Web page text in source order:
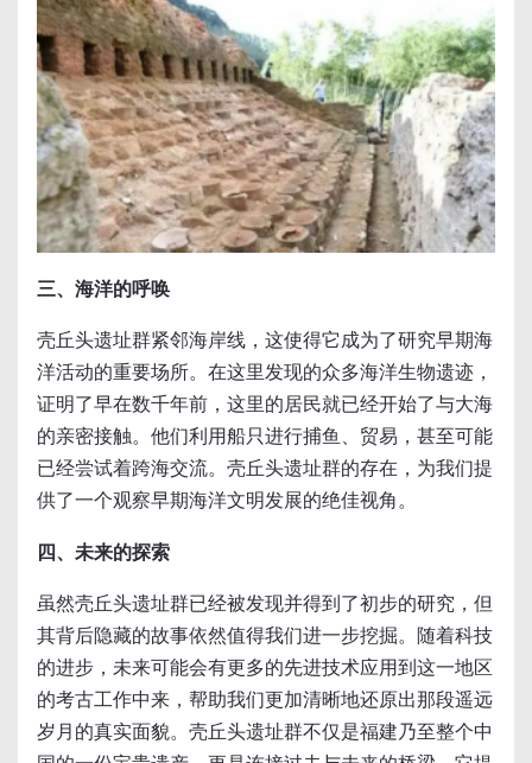
三、海洋的呼唤
壳丘头遗址群紧邻海岸线，这使得它成为了研究早期海
洋活动的重要场所。在这里发现的众多海洋生物遗迹，
证明了早在数千年前，这里的居民就已经开始了与大海
的亲密接触。他们利用船只进行捕鱼、贸易，甚至可能
已经尝试着跨海交流。壳丘头遗址群的存在，为我们提
供了一个观察早期海洋文明发展的绝佳视角。
四、未来的探索
虽然壳丘头遗址群已经被发现并得到了初步的研究，但
其背后隐藏的故事依然值得我们进一步挖掘。随着科技
的进步，未来可能会有更多的先进技术应用到这一地区
的考古工作中来，帮助我们更加清晰地还原出那段遥远
岁月的真实面貌。壳丘头遗址群不仅是福建乃至整个中